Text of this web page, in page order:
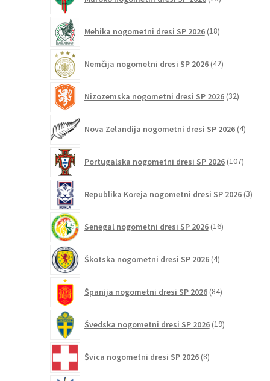
izdelkov
Mehika nogometni dresi SP 2026 18izdelkov
Nemčija nogometni dresi SP 2026 42izdelkov
Nizozemska nogometni dresi SP 2026 32izdelkov
Nova Zelandija nogometni dresi SP 2026 4izdelki
Portugalska nogometni dresi SP 2026 107
Republika Koreja nogometni dresi SP 2026 3
Senegal nogometni dresi SP 2026 16izdelkov
Škotska nogometni dresi SP 2026 4izdelki
Španija nogometni dresi SP 2026 84izdelkov
Švedska nogometni dresi SP 2026 19izdelkov
Švica nogometni dresi SP 2026 8izdelkov